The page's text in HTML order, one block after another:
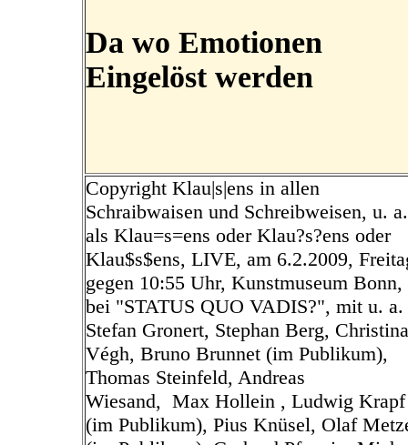
Da wo Emotionen
Eingelöst werden
Copyright Klau|s|ens in allen
Schraibwaisen und Schreibweisen, u. a.
als Klau=s=ens oder Klau?s?ens oder
Klau$s$ens, LIVE, am 6.2.2009,
gegen 10:55 Uhr, Kunstmuseum Bonn,
bei "STATUS QUO VADIS?", mit u. a.
Stefan Gronert, Stephan Berg, Christina
Végh, Bruno Brunnet (im Publikum),
Thomas Steinfeld, Andreas
Wiesand, Max Hollein , Ludwig Krapf
(im Publikum), Pius Knüsel, Olaf